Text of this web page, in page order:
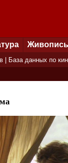
Живопись
База данных по